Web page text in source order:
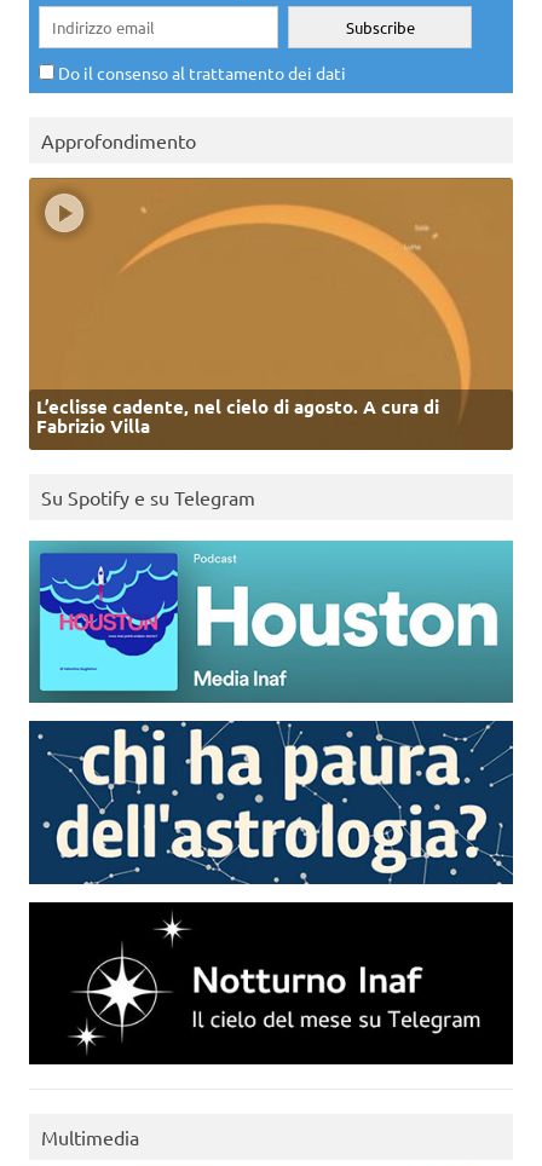
Do il consenso al trattamento dei dati
Approfondimento
L’eclisse cadente, nel cielo di agosto. A cura di
Fabrizio Villa
Su Spotify e su Telegram
Multimedia